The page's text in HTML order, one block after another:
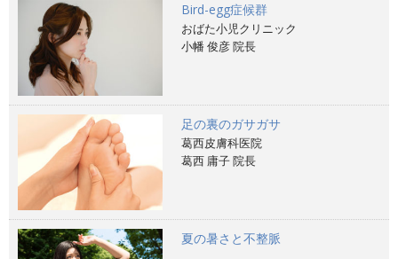
Bird-egg症候群
おばた小児クリニック
小幡 俊彦 院長
足の裏のガサガサ
葛西皮膚科医院
葛西 庸子 院長
夏の暑さと不整脈